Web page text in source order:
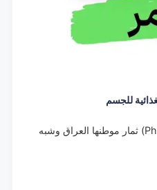
للجسم
التمر التمر (Phoenix dactylifera) ثمار موطنها العراق وشبه